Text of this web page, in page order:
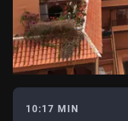
10:17 MIN